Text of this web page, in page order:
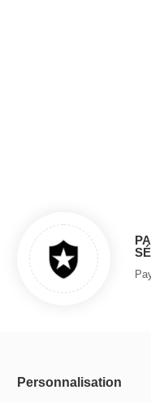
Personnalisation